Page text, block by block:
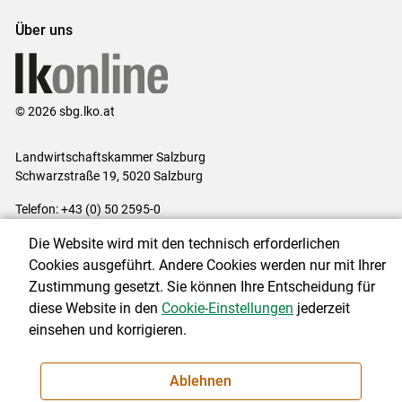
Über uns
© 2026 sbg.lko.at
Landwirtschaftskammer Salzburg
Schwarzstraße 19, 5020 Salzburg
Telefon: +43 (0) 50 2595-0
Impressum|Kontakt|Datenschutzerklärung|Barrierefreiheit|
Cookie-Einstellungen
NEWSLETTER
Die Website wird mit den technisch erforderlichen
Cookies ausgeführt. Andere Cookies werden nur mit Ihrer
Zustimmung gesetzt. Sie können Ihre Entscheidung für
diese Website in den Cookie-Einstellungen jederzeit
einsehen und korrigieren.
Ablehnen